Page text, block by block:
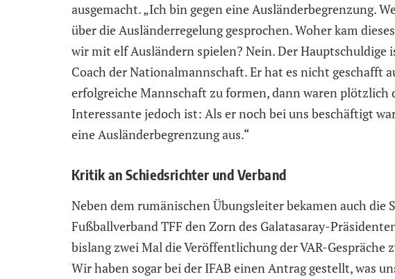
ausgemacht. „Ich bin gegen eine Ausländerbegrenzung.
über die Ausländerregelung gesprochen. Woher kam
wir mit elf Ausländern spielen? Nein. Der Hauptschuldige
Coach der Nationalmannschaft. Er hat es nicht geschafft
erfolgreiche Mannschaft zu formen, dann waren plötzlich
Interessante jedoch ist: Als er noch bei uns beschäftigt
eine Ausländerbegrenzung aus.“
Kritik an Schiedsrichter und Verband
Neben dem rumänischen Übungsleiter bekamen auch die
Fußballverband TFF den Zorn des Galatasaray-
bislang zwei Mal die Veröffentlichung der VAR-Gespräche
Wir haben sogar bei der IFAB einen Antrag gestellt, was